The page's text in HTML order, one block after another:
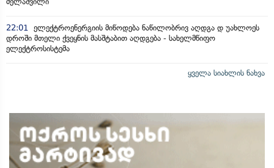
22:01 ელექტროენერგიის მიწოდება ნაწილობრივ აღდგა დ უახლოეს
დროში მთელი ქვეყნის მასშტაბით აღდგება - სახელმწიფო
ელექტროსისტემა
ყველა სიახლის ნახვა